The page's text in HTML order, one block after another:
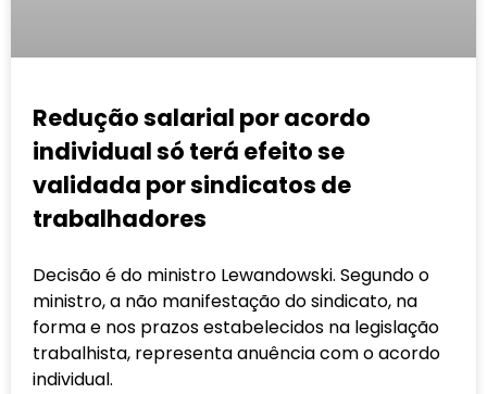
Redução salarial por acordo
individual só terá efeito se
validada por sindicatos de
trabalhadores
Decisão é do ministro Lewandowski. Segundo o
ministro, a não manifestação do sindicato, na
forma e nos prazos estabelecidos na legislação
trabalhista, representa anuência com o acordo
individual.